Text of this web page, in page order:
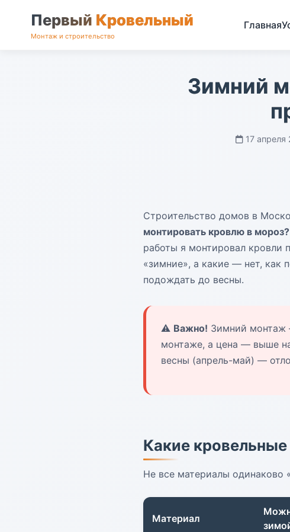
Первый Кровельный
Монтаж и строительство
Главная
Зимний
17 апреля
Строительство домов в
монтировать кровлю в мороз?
работы я монтировал кровли
«зимние», а какие — нет, как
подождать до весны.
⚠️ Важно! Зимний монтаж
монтаже, а цена — выше
весны (апрель-май) —
Какие
Не все материалы одинаково
Материал